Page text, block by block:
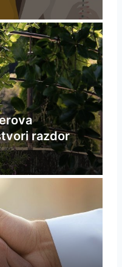
razdor